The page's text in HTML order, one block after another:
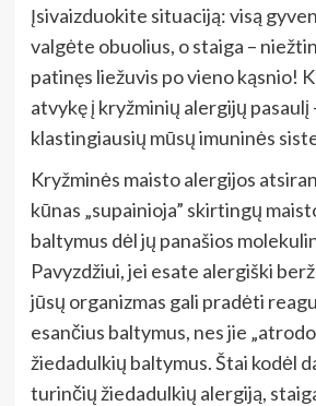
Įsivaizduokite situaciją: visą
valgėte obuolius, o staiga –
patinęs liežuvis po vieno kąsnio!
atvykę į kryžminių alergijų pasaulį
klastingiausių mūsų imuninės
Kryžminės maisto alergijos
kūnas „supainioja” skirtingų
baltymus dėl jų panašios
Pavyzdžiui, jei esate alergiški
jūsų organizmas gali pradėti
esančius baltymus, nes jie
žiedadulkių baltymus. Štai kodėl
turinčių žiedadulkių alergiją,